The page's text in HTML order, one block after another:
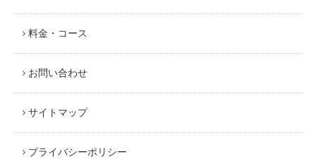
料金・コース
お問い合わせ
サイトマップ
プライバシーポリシー